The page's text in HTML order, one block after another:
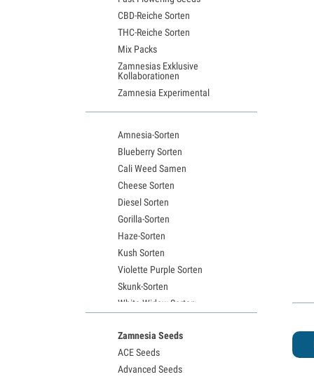
CBD-Reiche Sorten
THC-Reiche Sorten
Mix Packs
Zamnesias Exklusive
Kollaborationen
Zamnesia Experimental
Amnesia-Sorten
Blueberry Sorten
Cali Weed Samen
Cheese Sorten
Diesel Sorten
Gorilla-Sorten
Haze-Sorten
Kush Sorten
Violette Purple Sorten
Skunk-Sorten
White Widow Sorten
Granddaddy Purple Samen
OG Kush Samen
Blue Dream Samen
Zamnesia Seeds
ACE Seeds
Advanced Seeds